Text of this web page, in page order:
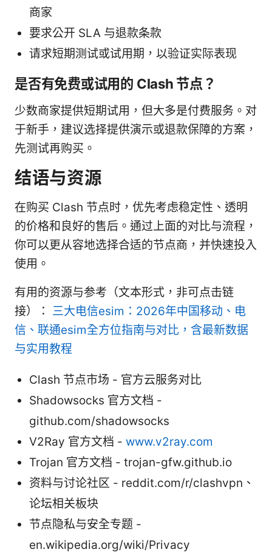
商家
要求公开 SLA 与退款条款
请求短期测试或试用期，以验证实际表现
是否有免费或试用的 Clash 节点？
少数商家提供短期试用，但大多是付费服务。对
于新手，建议选择提供演示或退款保障的方案，
先测试再购买。
结语与资源
在购买 Clash 节点时，优先考虑稳定性、透明
的价格和良好的售后。通过上面的对比与流程，
你可以更从容地选择合适的节点商，并快速投入
使用。
有用的资源与参考（文本形式，非可点击链
接）： 三大电信esim：2026年中国移动、电
信、联通esim全方位指南与对比，含最新数据
与实用教程
Clash 节点市场 - 官方云服务对比
Shadowsocks 官方文档 -
github.com/shadowsocks
V2Ray 官方文档 - www.v2ray.com
Trojan 官方文档 - trojan-gfw.github.io
资料与讨论社区 - reddit.com/r/clashvpn、
论坛相关板块
节点隐私与安全专题 -
en.wikipedia.org/wiki/Privacy